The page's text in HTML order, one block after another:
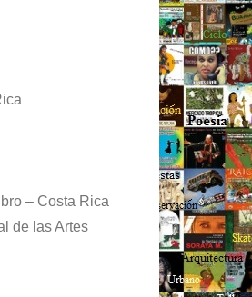
– Costa Rica
de las Artes